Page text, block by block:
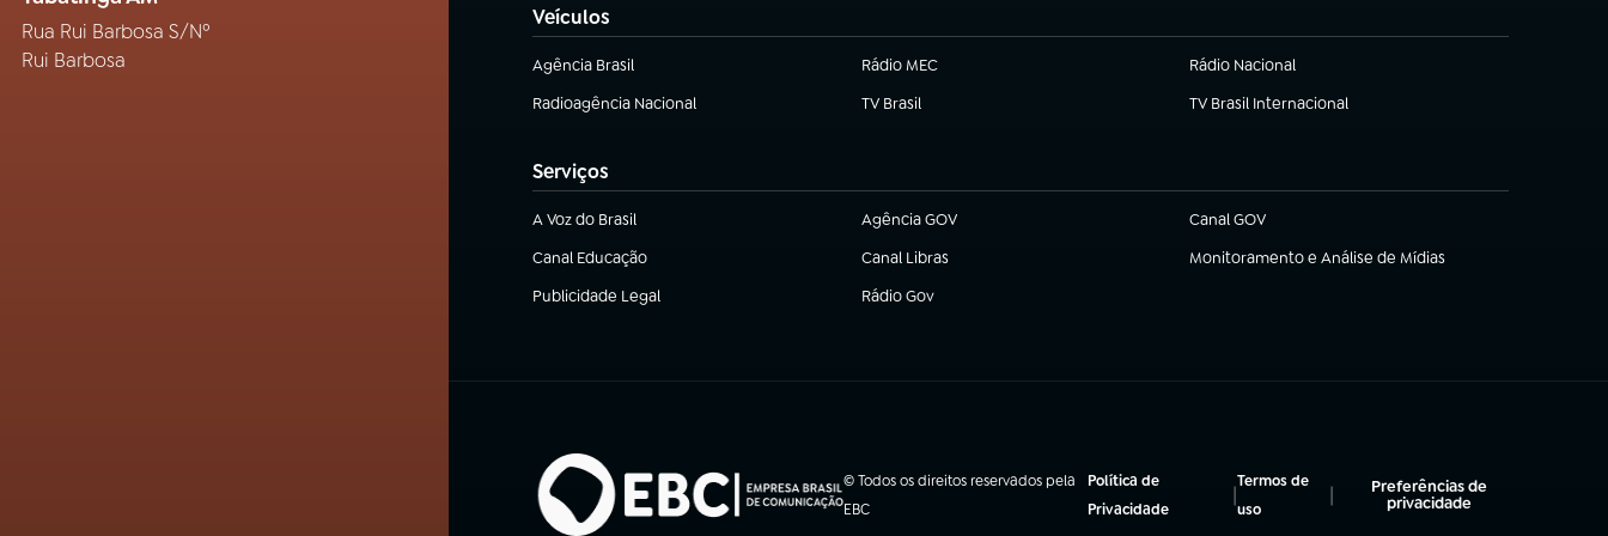
Rua Rui Barbosa S/Nº
Rui Barbosa
Veículos
Agência Brasil
(abre em nova aba) Rádio MEC Rádio Nacional
(abre em nova aba)
Radioagência Nacional
(abre em nova aba) TV Brasil
(abre em nova aba) TV Brasil Internacional
(abre em nova aba)
Serviços
A Voz do Brasil
(abre em nova aba) Agência GOV
(abre em nova aba) Canal GOV
(abre em nova aba)
Canal Educação
(abre em nova aba) Canal Libras
(abre em nova aba) Monitoramento e Análise de Mídias
(abre em nova aba)
Publicidade Legal
(abre em nova aba) Rádio Gov
(abre em nova aba)
© Todos os direitos reservados pela
EBC
Política de
Privacidade
(abre em nova aba) |Termos de
uso
(abre em nova aba)
|
Preferências de
privacidade